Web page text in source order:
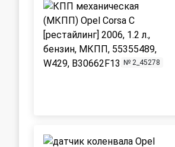
№ 2_45278